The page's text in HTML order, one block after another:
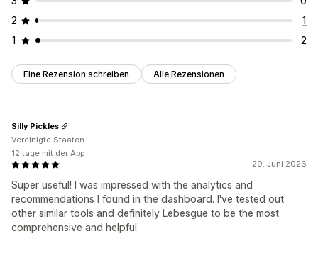
2
1
1
2
Eine Rezension schreiben Alle Rezensionen
29. Juni 2026
Super useful! I was impressed with the analytics and
recommendations I found in the dashboard. I've tested out
other similar tools and definitely Lebesgue to be the most
comprehensive and helpful.
Silly Pickles
Vereinigte Staaten
12 tage mit der App